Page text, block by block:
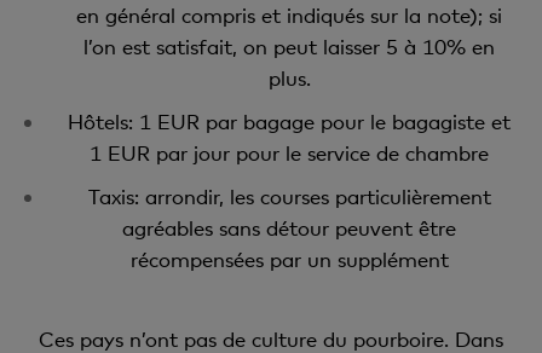
en général compris et indiqués sur la note); si
l’on est satisfait, on peut laisser 5 à 10% en
plus.
Hôtels: 1 EUR par bagage pour le bagagiste et
1 EUR par jour pour le service de chambre
Taxis: arrondir, les courses particulièrement
agréables sans détour peuvent être
récompensées par un supplément
Ces pays n’ont pas de culture du pourboire. Dans